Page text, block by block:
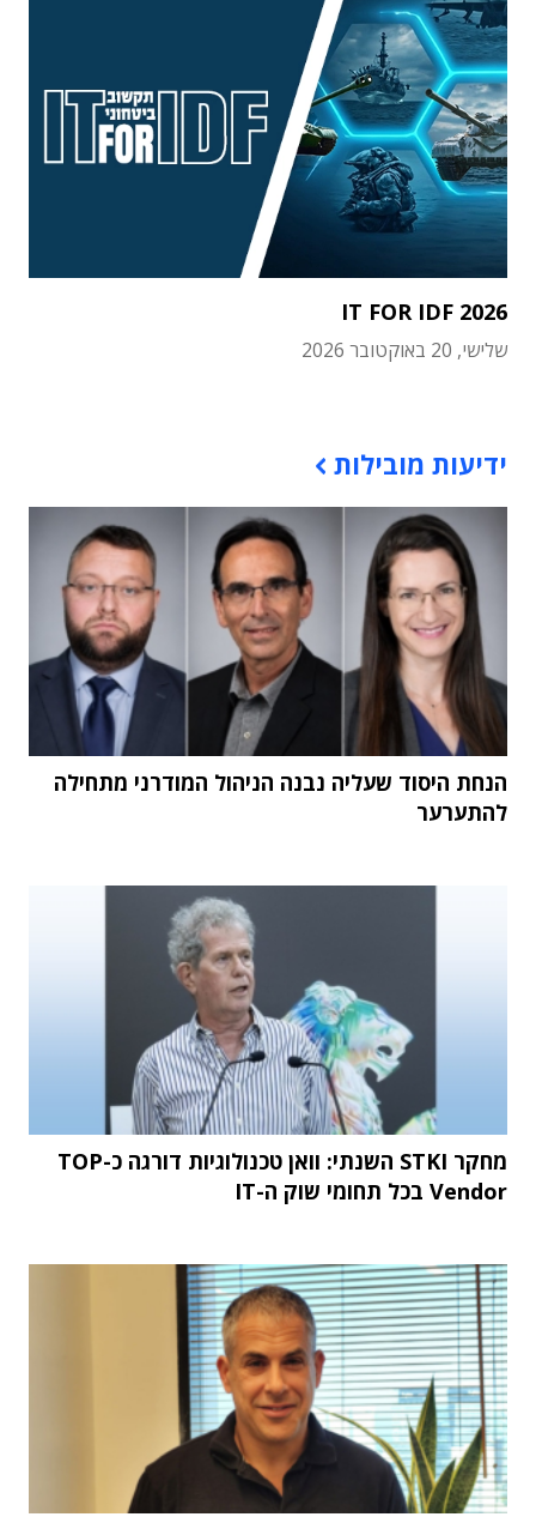
IT FOR IDF 2026
שלישי, 20 באוקטובר 2026
ידיעות מובילות
הנחת היסוד שעליה נבנה הניהול המודרני מתחילה
להתערער
מחקר STKI השנתי: וואן טכנולוגיות דורגה כ-TOP
Vendor בכל תחומי שוק ה-IT